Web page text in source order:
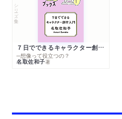
シリーズ・全集
７日でできるキャラクター創作入門
─想像って役立つの？
名取佐和子著